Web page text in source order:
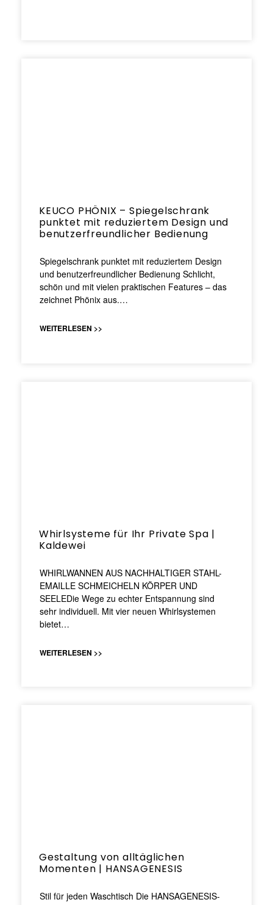
KEUCO PHÖNIX – Spiegelschrank
punktet mit reduziertem Design und
benutzerfreundlicher Bedienung
Spiegelschrank punktet mit reduziertem Design
und benutzerfreundlicher Bedienung Schlicht,
schön und mit vielen praktischen Features – das
zeichnet Phönix aus.…
WEITERLESEN >>
Whirlsysteme für Ihr Private Spa |
Kaldewei
WHIRLWANNEN AUS NACHHALTIGER STAHL-
EMAILLE SCHMEICHELN KÖRPER UND
SEELEDie Wege zu echter Entspannung sind
sehr individuell. Mit vier neuen Whirlsystemen
bietet…
WEITERLESEN >>
Gestaltung von alltäglichen
Momenten | HANSAGENESIS
Stil für jeden Waschtisch Die HANSAGENESIS-